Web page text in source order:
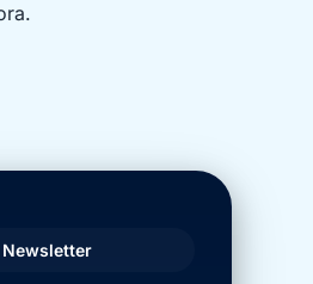
Newsletter